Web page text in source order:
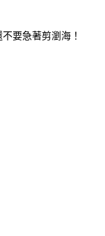
要急著剪瀏海！